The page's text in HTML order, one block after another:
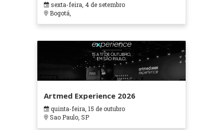
sexta-feira, 4 de setembro
Bogotá,
Artmed Experience 2026
quinta-feira, 15 de outubro
Sao Paulo, SP